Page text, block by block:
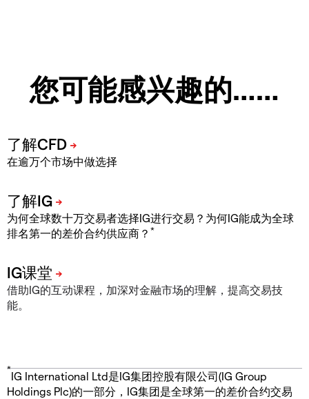
您可能感兴趣的……
在逾万个市场中做选择
为何全球数十万交易者选择IG进行交易？为何IG能成为全球
排名第一的差价合约供应商？ *
借助IG的互动课程，加深对金融市场的理解，提高交易技
能。
*
IG International Ltd是IG集团控股有限公司(IG Group
Holdings Plc)的一部分，IG集团是全球第一的差价合约交易